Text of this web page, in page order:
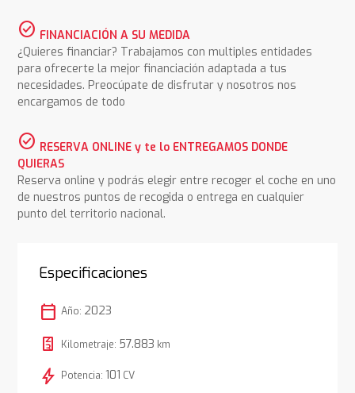
check_circle FINANCIACIÓN A SU MEDIDA
¿Quieres financiar? Trabajamos con multiples entidades
para ofrecerte la mejor financiación adaptada a tus
necesidades. Preocúpate de disfrutar y nosotros nos
encargamos de todo
check_circle RESERVA ONLINE y te lo ENTREGAMOS DONDE
QUIERAS
Reserva online y podrás elegir entre recoger el coche en uno
de nuestros puntos de recogida o entrega en cualquier
punto del territorio nacional.
Especificaciones
calendar_today Año: 2023
Kilometraje: 57.883 km
bolt Potencia: 101 CV